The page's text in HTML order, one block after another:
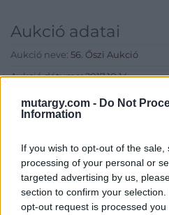
mutargy.com - Do Not
Information
If you wish to opt-out of the
processing of your personal or
targeted advertising by us,
section to confirm your
opt-out request is processed
Aukció adatai
Aukció neve: 56. Őszi Aukció
Aukció dátuma: 2017.10.14
Aukció ideje: 18:00
Aukció helye: Budapest
Eladó adatai
Eladó:Virág